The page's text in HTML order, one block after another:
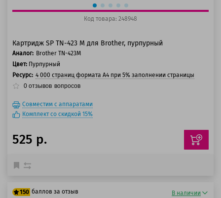
Код товара: 248948
Картридж SP TN-423 M для Brother, пурпурный
Аналог: Brother TN-423M
Цвет: Пурпурный
Ресурс: 4 000 страниц формата А4 при 5% заполнении страницы
0 отзывов вопросов
Совместим с аппаратами
Комплект со скидкой 15%
525 р.
150 баллов за отзыв В наличии